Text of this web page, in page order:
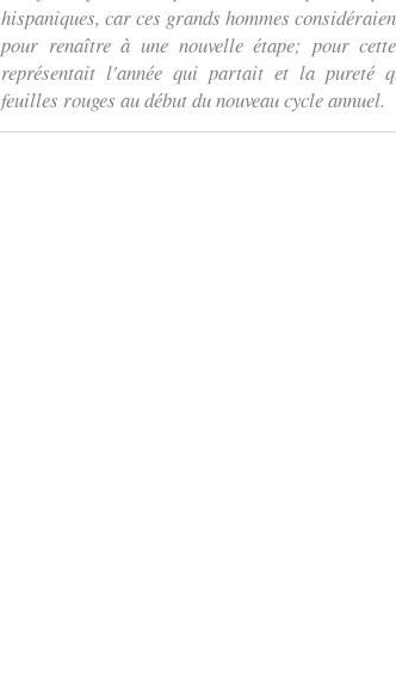
hispaniques, car ces grands hommes
pour renaître à une nouvelle étape; pour
représentait l'année qui partait et la pureté
feuilles rouges au début du nouveau cycle annuel.